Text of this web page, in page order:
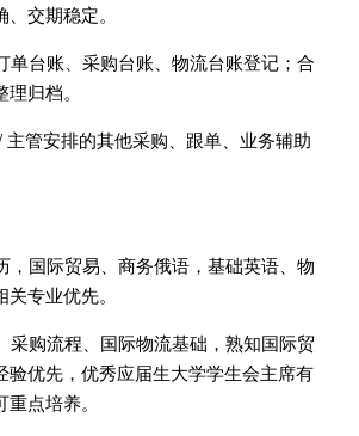
交期稳定。
单台账、采购台账、物流台账登记；合
归档。
主管安排的其他采购、跟单、业务辅助
，国际贸易、商务俄语，基础英语、物
专业优先。
采购流程、国际物流基础，熟知国际贸
验优先，优秀应届生大学学生会主席有
点培养。